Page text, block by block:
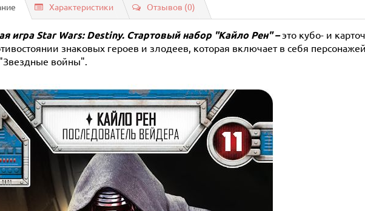
Характеристики Отзывов (0)
игра Star Wars: Destiny. Стартовый набор "Кайло Рен"–это кубо- и
знаковых героев и злодеев, которая включает в себя
"Звездные войны".